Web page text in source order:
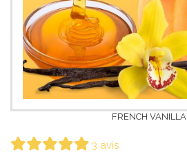
FRENCH VANILLA
3 avis